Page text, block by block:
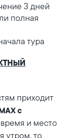
3 дней
полная
тура
приходит
с
и место
утром, то